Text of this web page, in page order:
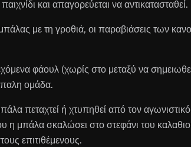
και απαγορεύεται να αντικατασταθεί.
με τη γροθιά, οι παραβιάσεις των
φάουλ (χωρίς στο μεταξύ να
ομάδα.
πεταχτεί ή χτυπηθεί από τον
μπάλα σκαλώσει στο στεφάνι του
επιτιθέμενους.